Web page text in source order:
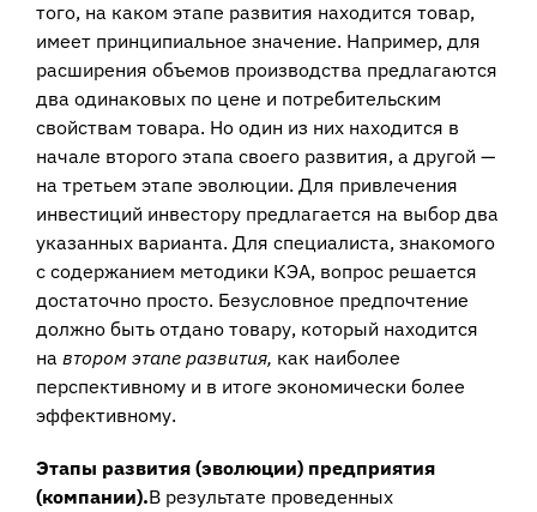
того, на каком этапе разви­тия находится товар,
имеет принципиальное значение. Например, для
расшире­ния объемов производства предлагаются
два одинаковых по цене и потреби­тельским
свойствам товара. Но один из них находится в
начале второго этапа своего развития, а другой —
на третьем этапе эволюции. Для привлечения
инве­стиций инвестору предлагается на выбор два
указанных варианта. Для специалиста, знакомого
с содержанием методики КЭА, вопрос решается
достаточно просто. Безусловное предпочтение
должно быть отдано товару, который находится
на втором этапе развития, как наиболее
перспективному и в итоге эконо­мически более
эффективному.
Этапы развития (эволюции) предприятия
(компании).В результате проведен­ных